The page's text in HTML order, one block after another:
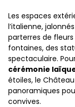
Les espaces
l’italienne,
parterres de
fontaines, des
spectaculaire.
cérémonie
étoiles, le
panoramiques
convives.